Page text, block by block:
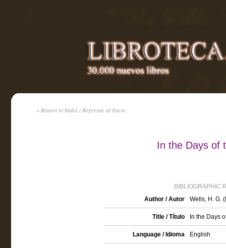
« Return to Index / Regresar al Inicio
In the Days of
BIBLIOGRAPHIC
Author / Autor
Wells, H. G.
Title / Título In the Days
Language / Idioma English